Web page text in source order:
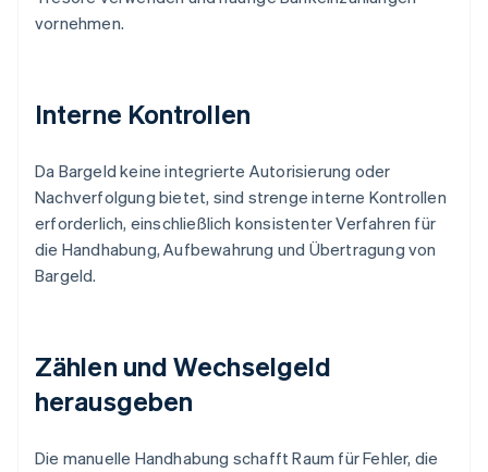
vornehmen.
Interne Kontrollen
Da Bargeld keine integrierte Autorisierung oder
Nachverfolgung bietet, sind strenge interne Kontrollen
erforderlich, einschließlich konsistenter Verfahren für
die Handhabung, Aufbewahrung und Übertragung von
Bargeld.
Zählen und Wechselgeld
herausgeben
Die manuelle Handhabung schafft Raum für Fehler, die